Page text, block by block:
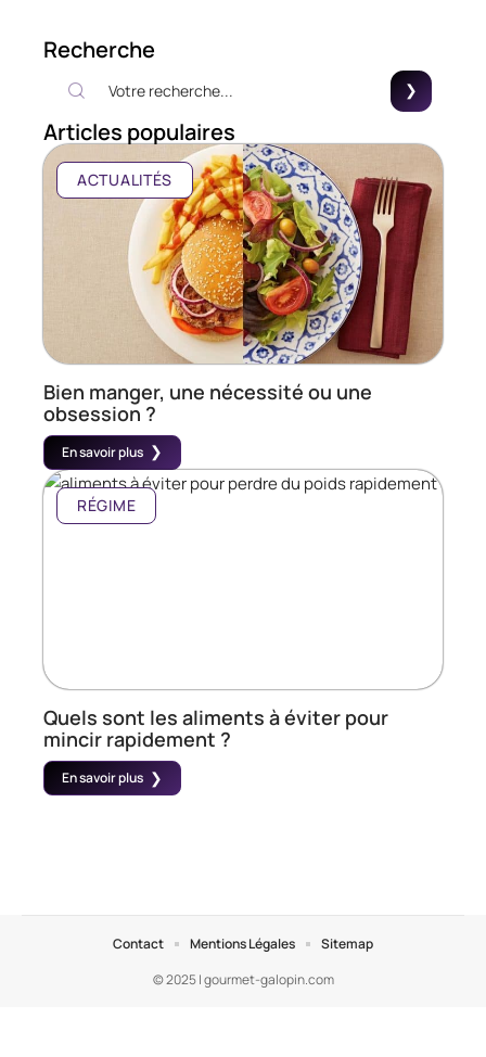
Recherche
Articles populaires
ACTUALITÉS
Bien manger, une nécessité ou une
obsession ?
En savoir plus
RÉGIME
Quels sont les aliments à éviter pour
mincir rapidement ?
En savoir plus
© 2025 | gourmet-galopin.com
Contact Mentions Légales Sitemap